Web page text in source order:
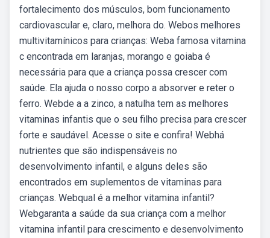
fortalecimento dos músculos, bom funcionamento
cardiovascular e, claro, melhora do. Webos melhores
multivitamínicos para crianças: Weba famosa vitamina
c encontrada em laranjas, morango e goiaba é
necessária para que a criança possa crescer com
saúde. Ela ajuda o nosso corpo a absorver e reter o
ferro. Webde a a zinco, a natulha tem as melhores
vitaminas infantis que o seu filho precisa para crescer
forte e saudável. Acesse o site e confira! Webhá
nutrientes que são indispensáveis no
desenvolvimento infantil, e alguns deles são
encontrados em suplementos de vitaminas para
crianças. Webqual é a melhor vitamina infantil?
Webgaranta a saúde da sua criança com a melhor
vitamina infantil para crescimento e desenvolvimento